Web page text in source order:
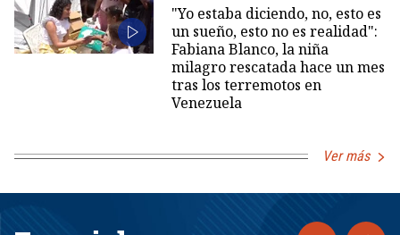
"Yo estaba diciendo, no, esto es
un sueño, esto no es realidad":
Fabiana Blanco, la niña
milagro rescatada hace un mes
tras los terremotos en
Venezuela
Ver más